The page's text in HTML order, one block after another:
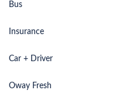
Bus
Insurance
Car + Driver
Oway Fresh